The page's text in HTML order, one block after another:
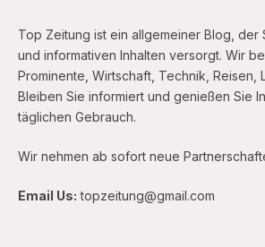
Top Zeitung ist ein allgemeiner Blog, der
und informativen Inhalten versorgt. Wir
Prominente, Wirtschaft, Technik, Reisen,
Bleiben Sie informiert und genießen Sie
täglichen Gebrauch.
Wir nehmen ab sofort neue
Email Us: topzeitung@gmail.com